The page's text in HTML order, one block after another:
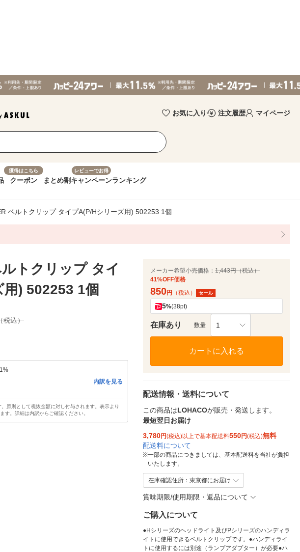
お気に入り 注文履歴 マイページ
獲得はこちら
クーポン まとめ割
レビューでお得
キャンペーンランキング
ベルトクリップ タイプA(P/Hシリーズ用) 502253 1個
トクリップ タイ
) 502253 1個
税込）
内訳を見る
原則として税抜金額に対し付与されます。表示より
す。詳細は内訳からご確認ください。
メーカー希望小売価格： 1,443円（税込）
41%OFF価格
850円 （税込） セール
5%(38pt)
在庫あり 数量 1
カートに入れる
配送情報・送料について
この商品はLOHACOが販売・発送します。
最短翌日お届け
3,780円(税込)以上で基本配送料550円(税込)無料
配送料について
※一部の商品につきましては、基本配送料を当社が負担
いたします。
在庫確認住所：東京都にお届け
賞味期限/使用期限・返品について
ご購入について
●Hシリーズのヘッドライト及びPシリーズのハンディラ
イトに使用できるベルトクリップです。●ハンディライ
トに使用するには別途（ランプアダプター）が必要●ハ